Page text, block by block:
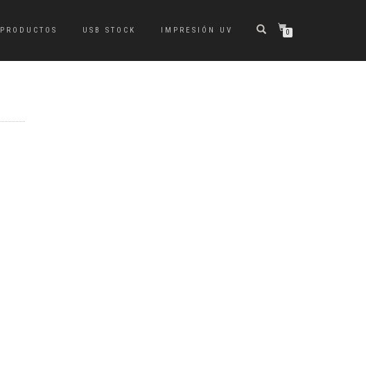
PRODUCTOS USB STOCK IMPRESIÓN UV 0